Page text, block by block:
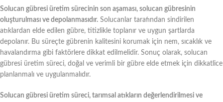
Solucan gübresi üretim sürecinin son aşaması, solucan gübresinin
oluşturulması ve depolanmasıdır. Solucanlar tarafından sindirilen
atıklardan elde edilen gübre, titizlikle toplanır ve uygun şartlarda
depolanır. Bu süreçte gübrenin kalitesini korumak için nem, sıcaklık ve
havalandırma gibi faktörlere dikkat edilmelidir. Sonuç olarak, solucan
gübresi üretim süreci, doğal ve verimli bir gübre elde etmek için dikkatlice
planlanmalı ve uygulanmalıdır.
Solucan gübresi üretim süreci, tarımsal atıkların değerlendirilmesi ve